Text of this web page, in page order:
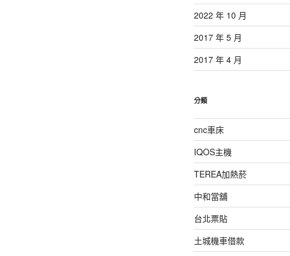
2022 年 10 月
2017 年 5 月
2017 年 4 月
分類
cnc車床
IQOS主機
TEREA加熱菸
中和當舖
台北票貼
土城機車借款